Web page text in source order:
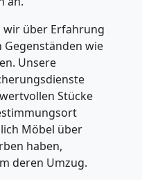
über Erfahrung
wie
Unsere
Stücke
Möbel über
haben,
deren Umzug.